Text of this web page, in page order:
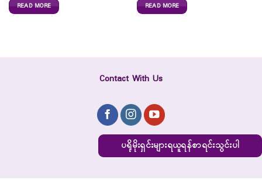
READ MORE READ MORE
Contact With Us
ပရိုမိုးရှင်းများရယူရန်စာရင်းသွင်းပါ